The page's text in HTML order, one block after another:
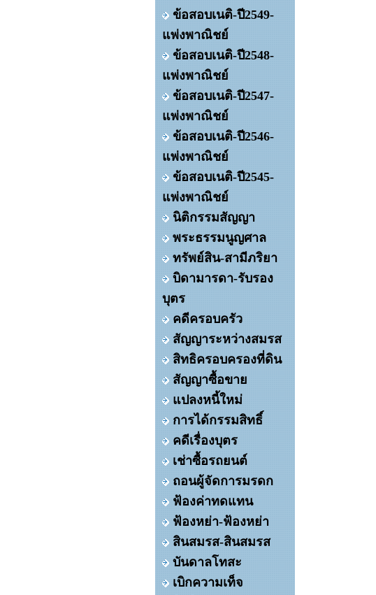
ข้อสอบเนติ-ปี2549-
แพ่งพาณิชย์
ข้อสอบเนติ-ปี2548-
แพ่งพาณิชย์
ข้อสอบเนติ-ปี2547-
แพ่งพาณิชย์
ข้อสอบเนติ-ปี2546-
แพ่งพาณิชย์
ข้อสอบเนติ-ปี2545-
แพ่งพาณิชย์
นิติกรรมสัญญา
พระธรรมนูญศาล
ทรัพย์สิน-สามีภริยา
บิดามารดา-รับรอง
บุตร
คดีครอบครัว
สัญญาระหว่างสมรส
สิทธิครอบครองที่ดิน
สัญญาซื้อขาย
แปลงหนี้ใหม่
การได้กรรมสิทธิ์
คดีเรื่องบุตร
เช่าซื้อรถยนต์
ถอนผู้จัดการมรดก
ฟ้องค่าทดแทน
ฟ้องหย่า-ฟ้องหย่า
สินสมรส-สินสมรส
บันดาลโทสะ
เบิกความเท็จ